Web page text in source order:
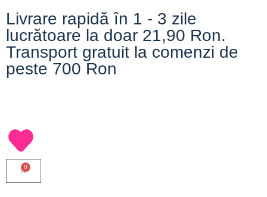
Livrare rapidă în 1 - 3 zile
lucrătoare la doar 21,90 Ron.
Transport gratuit la comenzi de
peste 700 Ron
0